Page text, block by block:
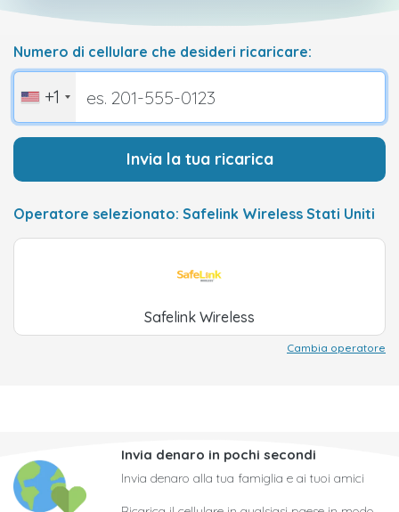
Numero di cellulare che desideri ricaricare:
+1
Invia la tua ricarica
Operatore selezionato: Safelink Wireless Stati Uniti
Safelink Wireless
Cambia operatore
Invia denaro in pochi secondi
Invia denaro alla tua famiglia e ai tuoi amici